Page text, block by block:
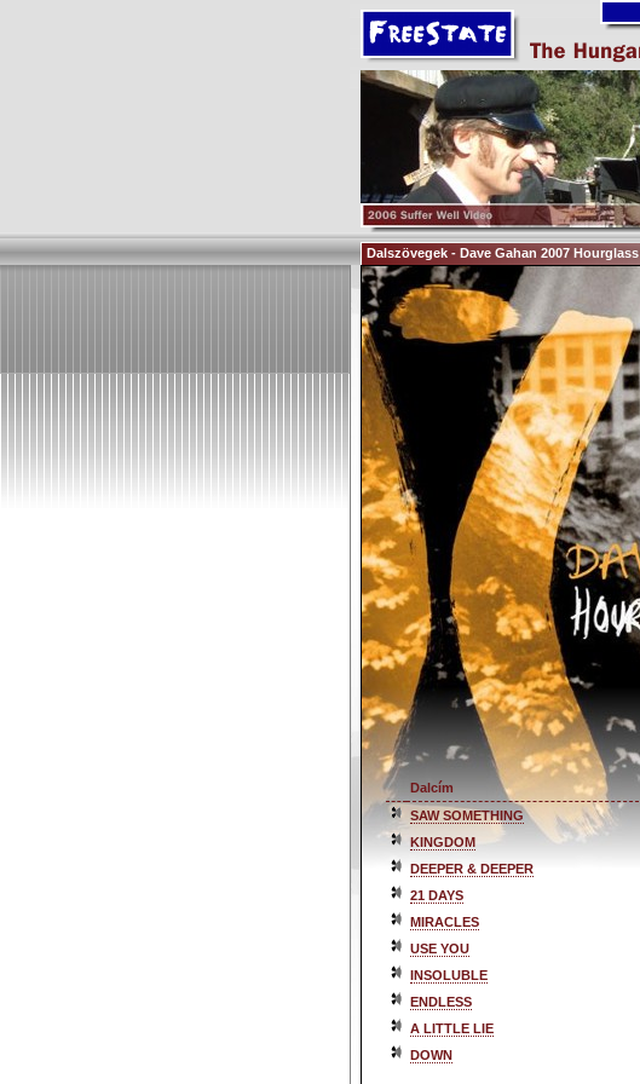
Dalszövegek - Dave Gahan 2007 Hourglass
Dalcím
SAW SOMETHING
KINGDOM
DEEPER & DEEPER
21 DAYS
MIRACLES
USE YOU
INSOLUBLE
ENDLESS
A LITTLE LIE
DOWN